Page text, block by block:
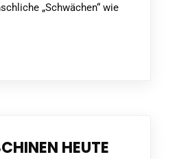
„Schwächen“ wie
HEUTE